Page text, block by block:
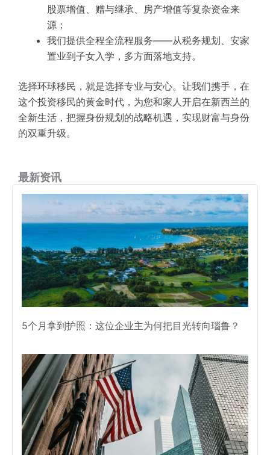
股票增值、赠与继承、房产增值等复杂资金来
源；
我们提供全程全流程服务——从税务规划、安家
置业到子女入学，多方面落地支持。
选择环球移民，就是选择专业与安心。让我们携手，在
这个投资移民的黄金时代，为您和家人开启在新西兰的
全新生活，把握身份规划的战略机遇，实现财富与身份
的双重升级。
最新资讯
5个月拿到护照：这位企业主为何把目光转向瑙鲁？